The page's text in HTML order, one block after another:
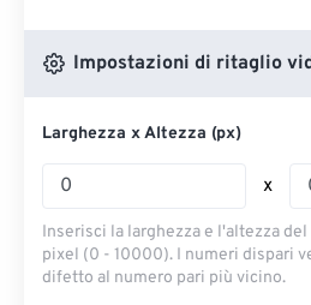
Impostazioni di ritaglio
Larghezza x Altezza (px)
x
Inserisci la larghezza e l'altezza
pixel (0 - 10000). I numeri dispari
difetto al numero pari più vicino.